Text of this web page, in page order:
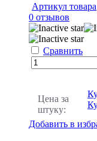
Артикул товара
0 отзывов
Сравнить
Цена за
штуку:
Добавить в